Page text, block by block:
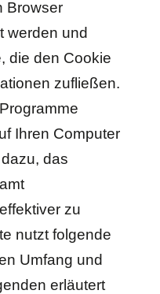
Browser
werden und
die den Cookie
zufließen.
Ihren Computer
das
zu
nutzt folgende
Umfang und
erläutert